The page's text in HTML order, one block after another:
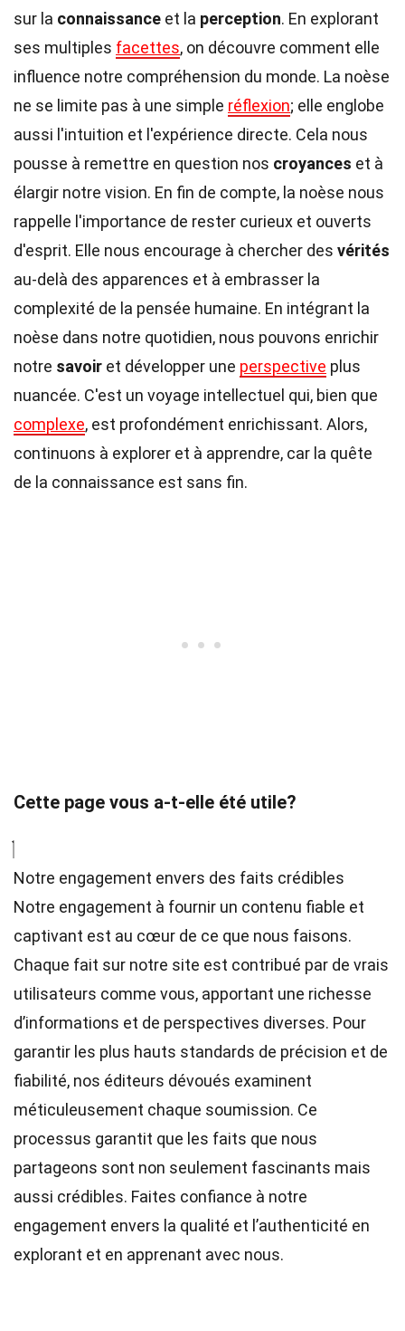
sur la connaissance et la perception. En explorant
ses multiples facettes, on découvre comment elle
influence notre compréhension du monde. La noèse
ne se limite pas à une simple réflexion; elle englobe
aussi l'intuition et l'expérience directe. Cela nous
pousse à remettre en question nos croyances et à
élargir notre vision. En fin de compte, la noèse nous
rappelle l'importance de rester curieux et ouverts
d'esprit. Elle nous encourage à chercher des vérités
au-delà des apparences et à embrasser la
complexité de la pensée humaine. En intégrant la
noèse dans notre quotidien, nous pouvons enrichir
notre savoir et développer une perspective plus
nuancée. C'est un voyage intellectuel qui, bien que
complexe, est profondément enrichissant. Alors,
continuons à explorer et à apprendre, car la quête
de la connaissance est sans fin.
Cette page vous a-t-elle été utile?
Notre engagement envers des faits crédibles
Notre engagement à fournir un contenu fiable et
captivant est au cœur de ce que nous faisons.
Chaque fait sur notre site est contribué par de vrais
utilisateurs comme vous, apportant une richesse
d’informations et de perspectives diverses. Pour
garantir les plus hauts standards de précision et de
fiabilité, nos éditeurs dévoués examinent
méticuleusement chaque soumission. Ce
processus garantit que les faits que nous
partageons sont non seulement fascinants mais
aussi crédibles. Faites confiance à notre
engagement envers la qualité et l’authenticité en
explorant et en apprenant avec nous.